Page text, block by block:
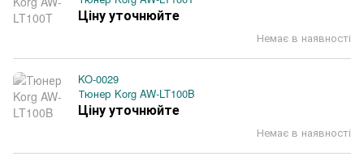
Немає в наявності
Ціну уточнюйте
KO-0029
Тюнер Korg AW-LT100B
Немає в наявності
Ціну уточнюйте